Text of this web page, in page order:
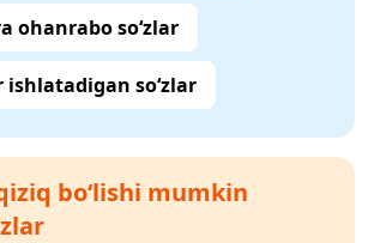
ohanrabo so‘zlar
so‘zlar
bo‘lishi mumkin